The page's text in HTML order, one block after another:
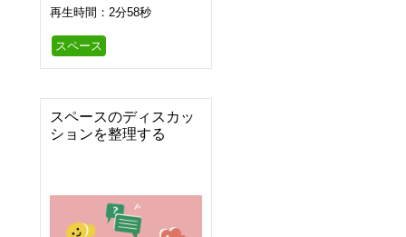
再生時間：2分58秒
スペース
スペースのディスカッ
ションを整理する